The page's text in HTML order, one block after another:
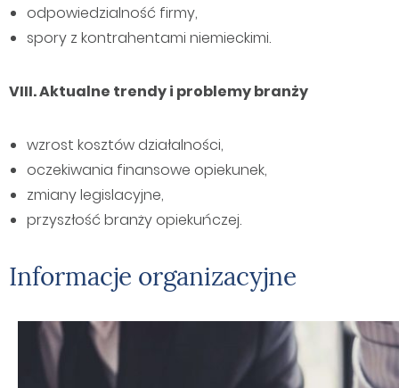
odpowiedzialność firmy,
spory z kontrahentami niemieckimi.
VIII. Aktualne trendy i problemy branży
wzrost kosztów działalności,
oczekiwania finansowe opiekunek,
zmiany legislacyjne,
przyszłość branży opiekuńczej.
Informacje organizacyjne